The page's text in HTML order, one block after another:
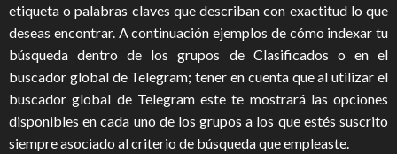
etiqueta o palabras claves que describan con exactitud lo que
deseas encontrar. A continuación ejemplos de cómo indexar tu
búsqueda dentro de los grupos de Clasificados o en el
buscador global de Telegram; tener en cuenta que al utilizar el
buscador global de Telegram este te mostrará las opciones
disponibles en cada uno de los grupos a los que estés suscrito
siempre asociado al criterio de búsqueda que empleaste.